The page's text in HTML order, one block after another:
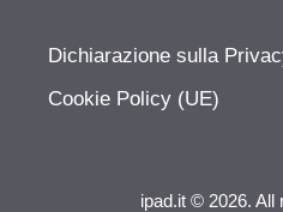
Dichiarazione sulla
Cookie Policy (UE)
ipad.it © 2026. All